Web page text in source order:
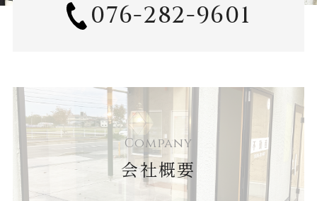
076-282-9601
Company
会社概要